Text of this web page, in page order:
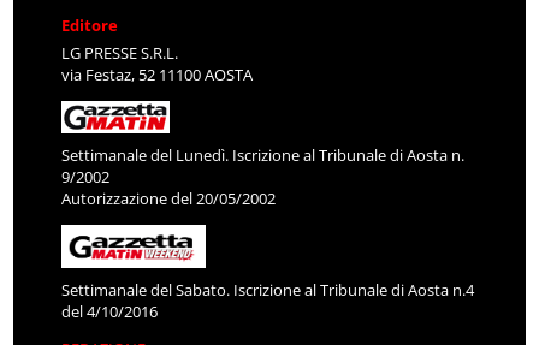
Editore
LG PRESSE S.R.L.
via Festaz, 52 11100 AOSTA
Settimanale del Lunedì. Iscrizione al Tribunale di Aosta n.
9/2002
Autorizzazione del 20/05/2002
Settimanale del Sabato. Iscrizione al Tribunale di Aosta n.4
del 4/10/2016